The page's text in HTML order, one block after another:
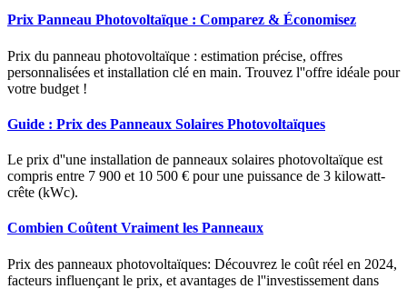
Prix Panneau Photovoltaïque : Comparez & Économisez
Prix du panneau photovoltaïque : estimation précise, offres
personnalisées et installation clé en main. Trouvez l''offre idéale pour
votre budget !
Guide : Prix des Panneaux Solaires Photovoltaïques
Le prix d''une installation de panneaux solaires photovoltaïque est
compris entre 7 900 et 10 500 € pour une puissance de 3 kilowatt-
crête (kWc).
Combien Coûtent Vraiment les Panneaux
Prix des panneaux photovoltaïques: Découvrez le coût réel en 2024,
facteurs influençant le prix, et avantages de l''investissement dans